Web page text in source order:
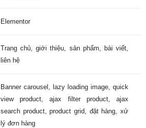
Elementor
Trang chủ, giới thiệu, sản phẩm, bài viết,
liên hệ
Banner carousel, lazy loading image, quick
view product, ajax filter product, ajax
search product, product grid, đặt hàng, xử
lý đơn hàng